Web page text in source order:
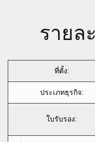
รายล
ที่ตั้ง:
ประเภทธุรกิจ:
ใบรับรอง: